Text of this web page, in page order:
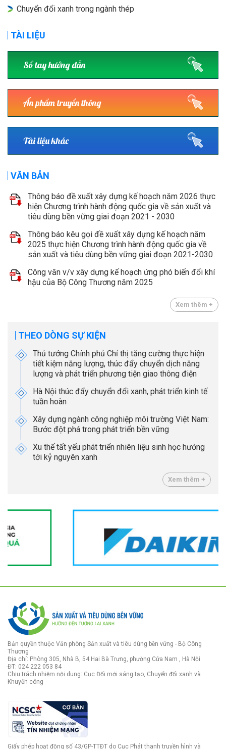
Chuyển đổi xanh trong ngành thép
TÀI LIỆU
Sổ tay hướng dẫn
Ấn phẩm truyền thông
Tài liệu khác
VĂN BẢN
Thông báo đề xuất xây dựng kế hoạch năm 2026 thực
hiện Chương trình hành động quốc gia về sản xuất và
tiêu dùng bền vững giai đoạn 2021 - 2030
Thông báo kêu gọi đề xuất xây dựng kế hoạch năm
2025 thực hiện Chương trình hành động quốc gia về
sản xuất và tiêu dùng bền vững giai đoạn 2021-2030
Công văn v/v xây dựng kế hoạch ứng phó biến đổi khí
hậu của Bộ Công Thương năm 2025
Xem thêm +
THEO DÒNG SỰ KIỆN
Thủ tướng Chính phủ Chỉ thị tăng cường thực hiện
tiết kiệm năng lượng, thúc đẩy chuyển dịch năng
lượng và phát triển phương tiện giao thông điện
Hà Nội thúc đẩy chuyển đổi xanh, phát triển kinh tế
tuần hoàn
Xây dựng ngành công nghiệp môi trường Việt Nam:
Bước đột phá trong phát triển bền vững
Xu thế tất yếu phát triển nhiên liệu sinh học hướng
tới kỷ nguyên xanh
Xem thêm +
Bản quyền thuộc Văn phòng Sản xuất và tiêu dùng bền vững - Bộ Công
Thương
Địa chỉ: Phòng 305, Nhà B, 54 Hai Bà Trưng, phường Cửa Nam , Hà Nội
ĐT: 024 222 053 84
Chịu trách nhiệm nội dung: Cục Đổi mới sáng tạo, Chuyển đổi xanh và
Khuyến công
Giấy phép hoạt động số 43/GP-TTĐT do Cục Phát thanh truyền hình và